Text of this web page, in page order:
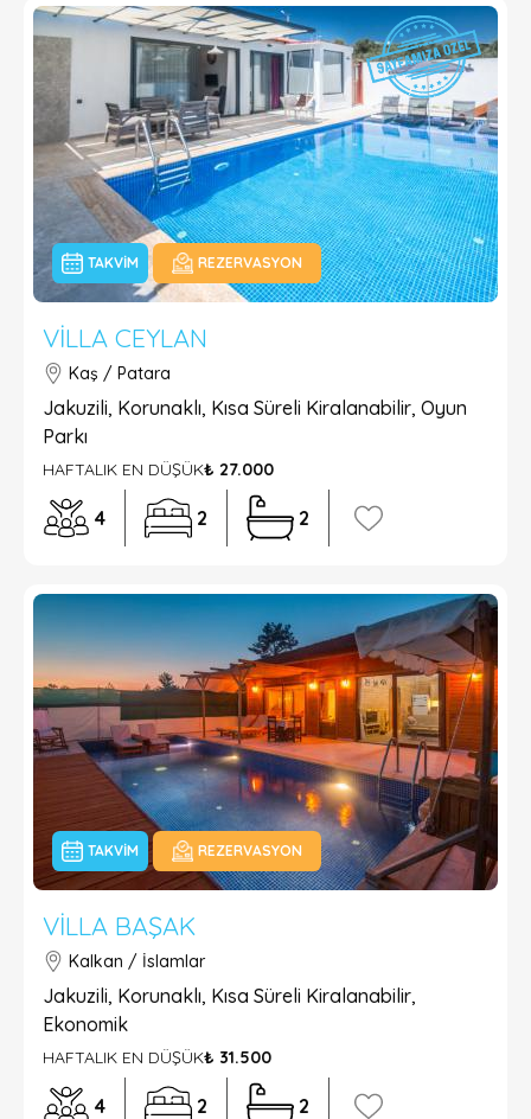
TAKVIM REZERVASYON
VILLA CEYLAN
Kaş / Patara
Jakuzili, Korunaklı, Kısa Süreli Kiralanabilir, Oyun
Parkı
HAFTALIK EN DÜŞÜK₺ 27.000
4 2 2
TAKVIM REZERVASYON
VILLA BAŞAK
Kalkan / İslamlar
Jakuzili, Korunaklı, Kısa Süreli Kiralanabilir,
Ekonomik
HAFTALIK EN DÜŞÜK₺ 31.500
4 2 2